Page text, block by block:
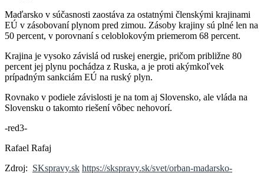
Maďarsko v súčasnosti zaostáva za ostatnými členskými krajinami
EÚ v zásobovaní plynom pred zimou. Zásoby krajiny sú plné len na
50 percent, v porovnaní s celoblokovým priemerom 68 percent.
Krajina je vysoko závislá od ruskej energie, pričom približne 80
percent jej plynu pochádza z Ruska, a je proti akýmkoľvek
prípadným sankciám EÚ na ruský plyn.
Rovnako v podiele závislosti je na tom aj Slovensko, ale vláda na
Slovensku o takomto riešení vôbec nehovorí.
-red3-
Rafael Rafaj
Zdroj: SKspravy.sk https://skspravy.sk/svet/orban-madarsko-